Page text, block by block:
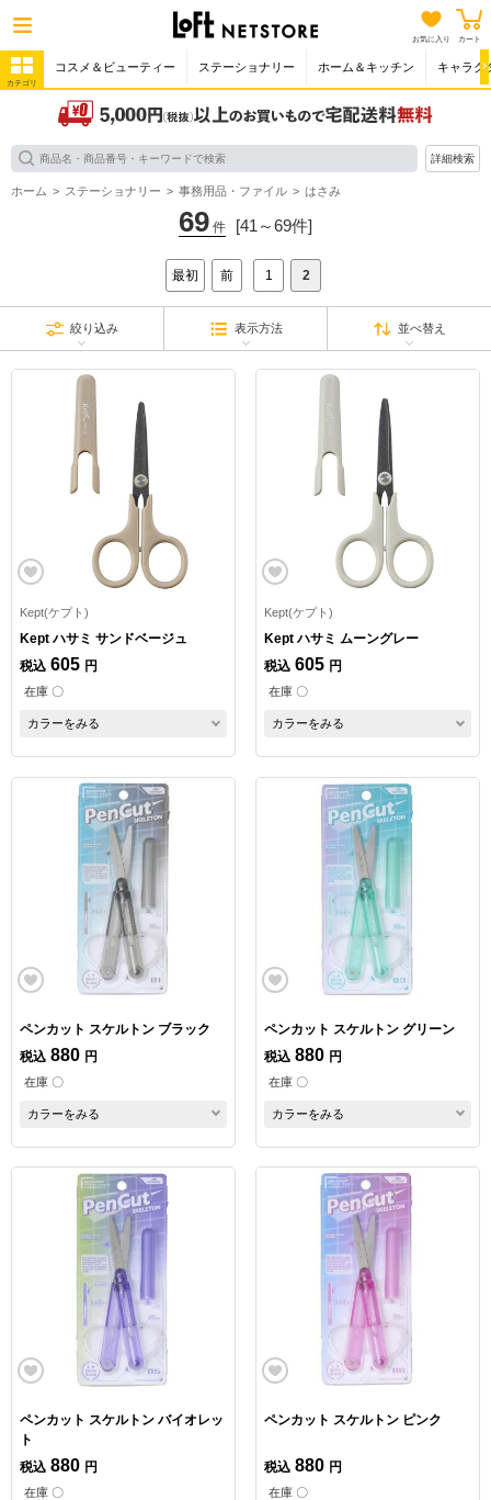
お気に入り カート
カテゴリ
コスメ＆ビューティー ステーショナリー ホーム＆キッチン キャラク
詳細検索
ホーム ステーショナリー 事務用品・ファイル はさみ
69 件 [41～69件]
最初 前 1 2
絞り込み 表示方法 並べ替え
Kept(ケプト)
Kept ハサミ サンドベージュ
税込 605 円
在庫 〇
カラーをみる
Kept(ケプト)
Kept ハサミ ムーングレー
税込 605 円
在庫 〇
カラーをみる
ペンカット スケルトン ブラック
税込 880 円
在庫 〇
カラーをみる
ペンカット スケルトン グリーン
税込 880 円
在庫 〇
カラーをみる
ペンカット スケルトン バイオレッ
ト
税込 880 円
在庫 〇
ペンカット スケルトン ピンク
税込 880 円
在庫 〇